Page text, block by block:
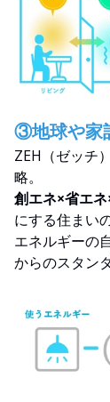
③地球や家
ZEH（ゼッチ
略。
創エネ×省エ
にする住まい
エネルギーの
からのスタン